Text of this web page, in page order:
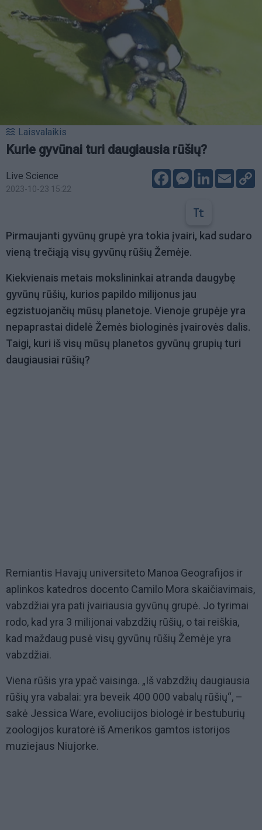
Laisvalaikis
Kurie gyvūnai turi daugiausia rūšių?
Live Science
2023-10-23 15:22
FacebookMessenger
LinkedIn
Email
Pirmaujanti gyvūnų grupė yra tokia įvairi, kad sudaro
vieną trečiąją visų gyvūnų rūšių Žemėje.
Kiekvienais metais mokslininkai atranda daugybę
gyvūnų rūšių, kurios papildo milijonus jau
egzistuojančių mūsų planetoje. Vienoje grupėje yra
nepaprastai didelė Žemės biologinės įvairovės dalis.
Taigi, kuri iš visų mūsų planetos gyvūnų grupių turi
daugiausiai rūšių?
Remiantis Havajų universiteto Manoa Geografijos ir
aplinkos katedros docento Camilo Mora skaičiavimais,
vabzdžiai yra pati įvairiausia gyvūnų grupė. Jo tyrimai
rodo, kad yra 3 milijonai vabzdžių rūšių, o tai reiškia,
kad maždaug pusė visų gyvūnų rūšių Žemėje yra
vabzdžiai.
Viena rūšis yra ypač vaisinga. „Iš vabzdžių daugiausia
rūšių yra vabalai: yra beveik 400 000 vabalų rūšių“, –
sakė Jessica Ware, evoliucijos biologė ir bestuburių
zoologijos kuratorė iš Amerikos gamtos istorijos
muziejaus Niujorke.